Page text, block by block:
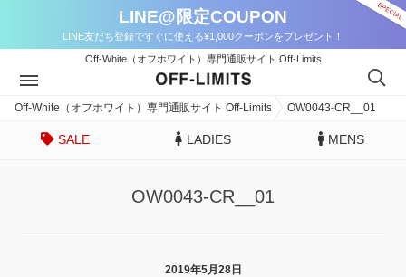
LINE@限定COUPON
LINE友だち登録ですぐに使える¥1,000クーポンをプレゼント！
Off-White（オフホワイト）専門通販サイト Off-Limits
Off-White（オフホワイト）専門通販サイト Off-Limits OW0043-CR__01
SALE LADIES MENS
OW0043-CR__01
2019年5月28日